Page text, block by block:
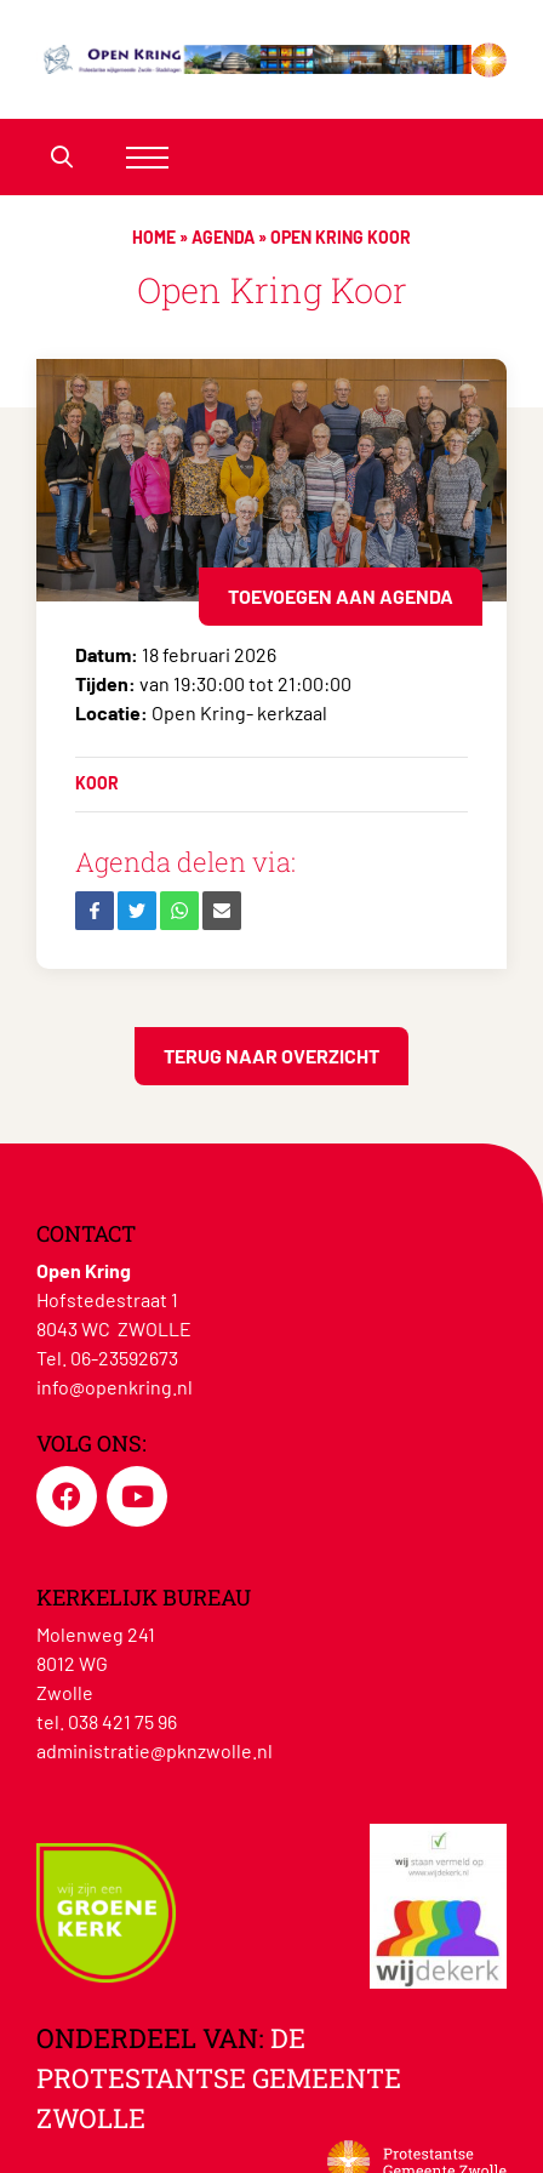
HOME »AGENDA »OPEN KRING KOOR
Open Kring Koor
TOEVOEGEN AAN AGENDA
Datum: 18 februari 2026
Tijden: van 19:30:00 tot 21:00:00
Locatie: Open Kring- kerkzaal
KOOR
Agenda delen via:
TERUG NAAR OVERZICHT
CONTACT
Open Kring
Hofstedestraat 1
8043 WC ZWOLLE
Tel. 06-23592673
info@openkring.nl
VOLG ONS:
KERKELIJK BUREAU
Molenweg 241
8012 WG
Zwolle
tel. 038 421 75 96
administratie@pknzwolle.nl
ONDERDEEL VAN: DE
PROTESTANTSE GEMEENTE
ZWOLLE